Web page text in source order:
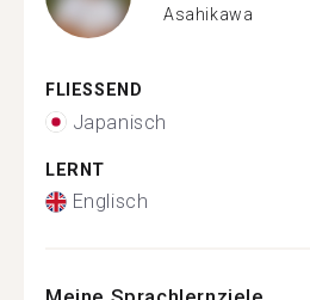
Asahikawa
FLIESSEND
Japanisch
LERNT
Englisch